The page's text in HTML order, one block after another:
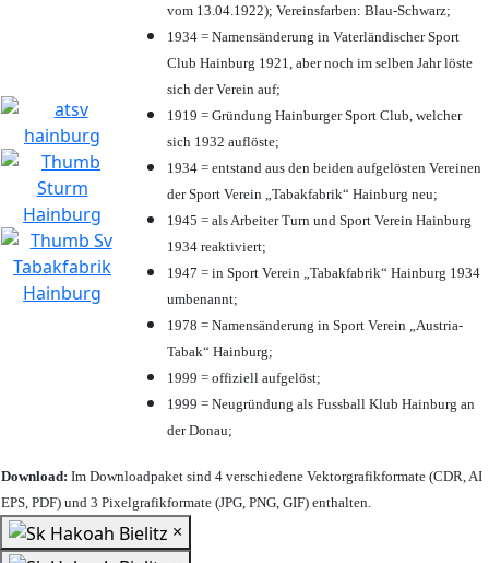
vom 13.04.1922); Vereinsfarben: Blau-Schwarz;
1934 = Namensänderung in Vaterländischer Sport
Club Hainburg 1921, aber noch im selben Jahr löste
sich der Verein auf;
1919 = Gründung Hainburger Sport Club, welcher
sich 1932 auflöste;
1934 = entstand aus den beiden aufgelösten Vereinen
der Sport Verein „Tabakfabrik“ Hainburg neu;
1945 = als Arbeiter Turn und Sport Verein Hainburg
1934 reaktiviert;
1947 = in Sport Verein „Tabakfabrik“ Hainburg 1934
umbenannt;
1978 = Namensänderung in Sport Verein „Austria-
Tabak“ Hainburg;
1999 = offiziell aufgelöst;
1999 = Neugründung als Fussball Klub Hainburg an
der Donau;
Download: Im Downloadpaket sind 4 verschiedene Vektorgrafikformate (CDR, AI
EPS, PDF) und 3 Pixelgrafikformate (JPG, PNG, GIF) enthalten.
×